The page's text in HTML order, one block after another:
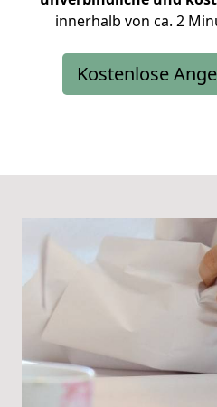
innerhalb von ca. 2
Kostenlose